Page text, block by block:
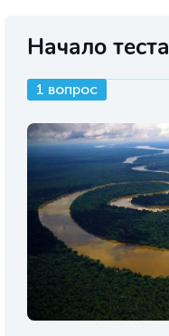
Начало теста
1 вопрос